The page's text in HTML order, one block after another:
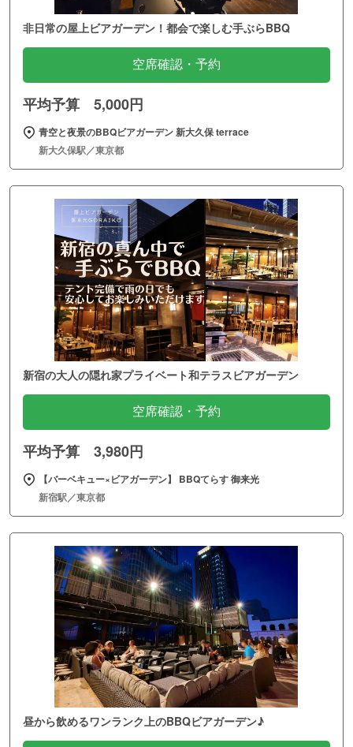
非日常の屋上ビアガーデン！都会で楽しむ手ぶらBBQ
空席確認・予約
平均予算 5,000円
青空と夜景のBBQビアガーデン 新大久保 terrace
新大久保駅／東京都
新宿の大人の隠れ家プライベート和テラスビアガーデン
空席確認・予約
平均予算 3,980円
【バーベキュー×ビアガーデン】 BBQてらす 御来光
新宿駅／東京都
昼から飲めるワンランク上のBBQビアガーデン♪